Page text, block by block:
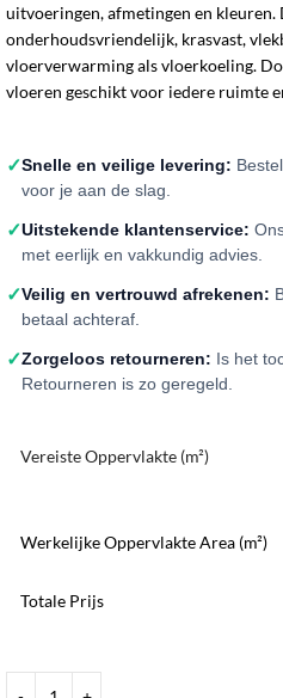
uitvoeringen, afmetingen en kleuren.
onderhoudsvriendelijk, krasvast,
vloerverwarming als vloerkoeling.
vloeren geschikt voor iedere ruimte
✓Snelle en veilige levering:
voor je aan de slag.
✓Uitstekende klantenservice:
met eerlijk en vakkundig advies.
✓Veilig en vertrouwd afrekenen:
betaal achteraf.
✓Zorgeloos retourneren: Is het
Retourneren is zo geregeld.
Vereiste Oppervlakte (m²)
Werkelijke Oppervlakte Area (m²)
Totale Prijs